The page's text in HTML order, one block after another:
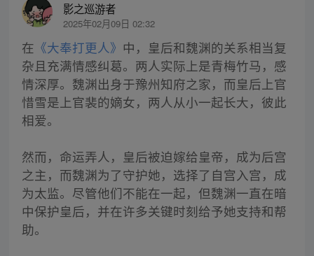
影之巡游者
2025年02月09日 02:32
在 《大奉打更人》 中，皇后和魏渊的关系相当复
杂且充满情感纠葛。两人实际上是青梅竹马，感
情深厚。魏渊出身于豫州知府之家，而皇后上官
惜雪是上官裴的嫡女，两人从小一起长大，彼此
相爱。
然而，命运弄人，皇后被迫嫁给皇帝，成为后宫
之主，而魏渊为了守护她，选择了自宫入宫，成
为太监。尽管他们不能在一起，但魏渊一直在暗
中保护皇后，并在许多关键时刻给予她支持和帮
助。